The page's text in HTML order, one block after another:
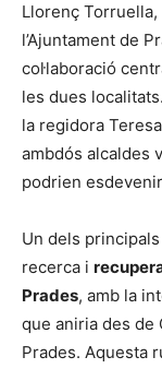
Llorenç
l’Ajuntament de
col·laboració
les dues
la regidora
ambdós alcaldes
podrien
Un dels
recerca i
Prades, amb la
que aniria des de
Prades. Aquesta